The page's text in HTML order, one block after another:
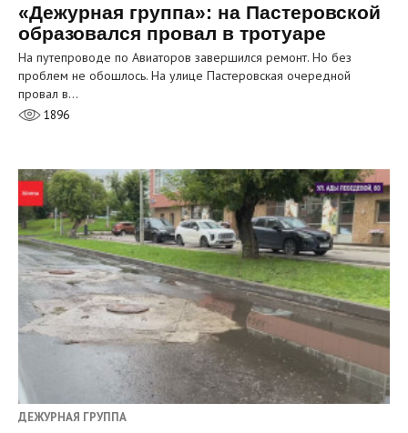
«Дежурная группа»: на Пастеровской
образовался провал в тротуаре
На путепроводе по Авиаторов завершился ремонт. Но без
проблем не обошлось. На улице Пастеровская очередной
провал в…
1896
ДЕЖУРНАЯ ГРУППА